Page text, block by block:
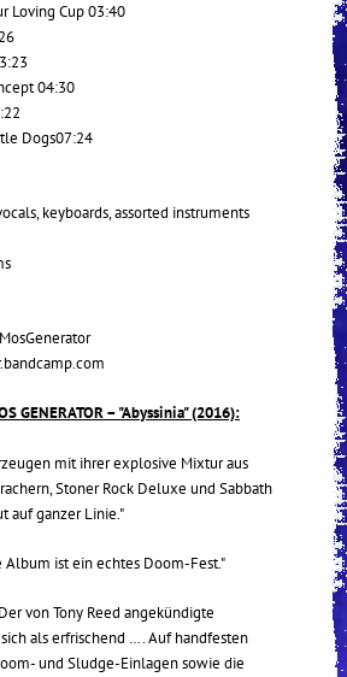
Loving Cup 03:40
04:30
Dogs07:24
keyboards, assorted instruments
GENERATOR – "Abyssinia" (2016):
mit ihrer explosive Mixtur aus
Stoner Rock Deluxe und Sabbath
auf ganzer Linie."
Album ist ein echtes Doom-Fest."
von Tony Reed angekündigte
als erfrischend …. Auf handfesten
und Sludge-Einlagen sowie die